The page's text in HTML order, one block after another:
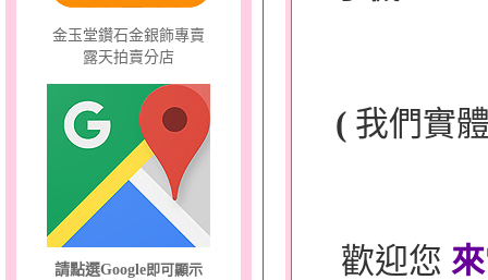
金玉堂鑽石金銀飾專賣
露天拍賣分店
請點選Google即可顯示
( 我們實
歡迎您